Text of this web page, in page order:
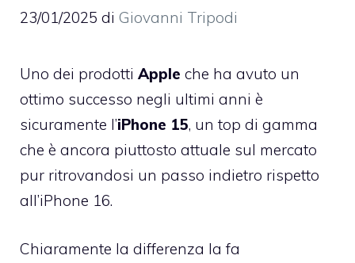
23/01/2025 di Giovanni Tripodi
Uno dei prodotti Apple che ha avuto un
ottimo successo negli ultimi anni è
sicuramente l’iPhone 15, un top di gamma
che è ancora piuttosto attuale sul mercato
pur ritrovandosi un passo indietro rispetto
all’iPhone 16.
Chiaramente la differenza la fa